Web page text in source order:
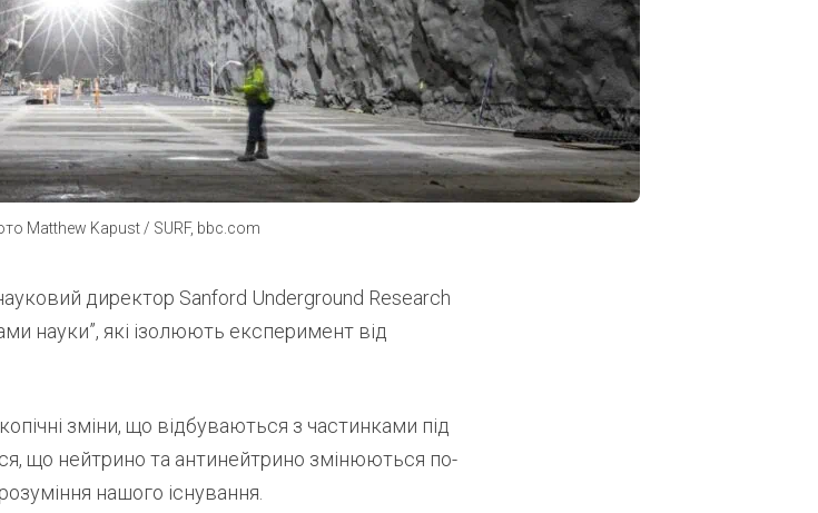
Matthew Kapust / SURF, bbc.com
директор Sanford Underground Research
науки”, які ізолюють експеримент від
зміни, що відбуваються з частинками під
що нейтрино та антинейтрино змінюються по-
нашого існування.